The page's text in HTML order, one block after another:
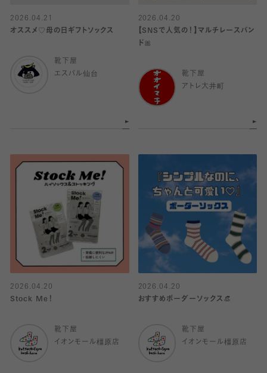
2026.04.21
オススメ♡母の日ギフトソックス
靴下屋
エスパル仙台
2026.04.20
【SNSで人気の！】マルチレースバン
ド🎀
靴下屋
アトレ大井町
2026.04.20
Stock Me！
靴下屋
イオンモール橿原店
2026.04.20
おすすめボーダーソックス👒
靴下屋
イオンモール橿原店